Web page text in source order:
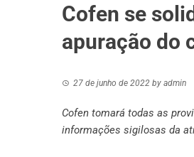
Cofen se
apuração do
27 de junho de 2022 by admin
Cofen tomará todas as
informações sigilosas da